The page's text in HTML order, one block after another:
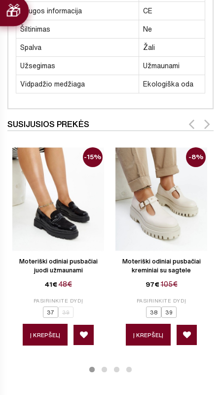
Saugos informacija CE
Šiltinimas Ne
Spalva Žali
Užsegimas Užmaunami
Vidpadžio medžiaga Ekologiška oda
SUSIJUSIOS PREKĖS
Moteriški odiniai pusbačiai
juodi užmaunami
41€ 48€
-15%
PASIRINKITE DYDĮ
37 39
Į KREPŠELĮ
Moteriški odiniai pusbačiai
kreminiai su sagtele
97€ 105€
-8%
PASIRINKITE DYDĮ
38 39
Į KREPŠELĮ